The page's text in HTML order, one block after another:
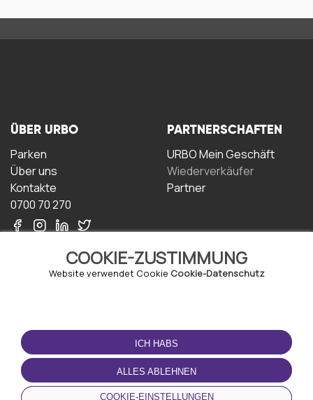
COOKIE-ZUSTIMMUNG
Website verwendet Cookie Cookie-Datenschutz
ICH HABS
ALLES ABLEHNEN
COOKIE-EINSTELLUNGEN
ÜBER URBO
Parken
Über uns
Kontakte
0700 70 270
PARTNERSCHAFTEN
URBO Mein Geschäft
Wiederverkäufer
Partner
NUTZUNGSBEDINGUNGEN
Geschäftsbedingungen
Datenschutz-
Bestimmungen
Cookie-Richtlinie
LADEN SIE DIE APP
HERUNTER